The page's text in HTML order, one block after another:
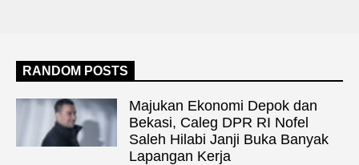
RANDOM POSTS
Majukan Ekonomi Depok dan
Bekasi, Caleg DPR RI Nofel
Saleh Hilabi Janji Buka Banyak
Lapangan Kerja